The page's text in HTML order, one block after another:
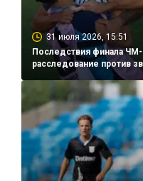
31 июля 2026, 15:51
Последствия финала
расследование против